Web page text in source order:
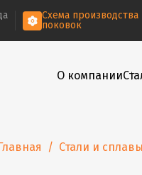
Схема производства
поковок
О компании
Главная Стали и